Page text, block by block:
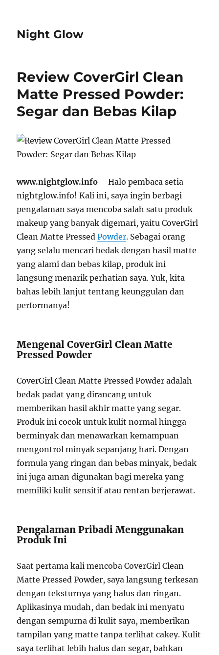
Night Glow
Review CoverGirl Clean
Matte Pressed Powder:
Segar dan Bebas Kilap
www.nightglow.info – Halo pembaca setia
nightglow.info! Kali ini, saya ingin berbagi
pengalaman saya mencoba salah satu produk
makeup yang banyak digemari, yaitu CoverGirl
Clean Matte PressedPowder. Sebagai orang
yang selalu mencari bedak dengan hasil matte
yang alami dan bebas kilap, produk ini
langsung menarik perhatian saya. Yuk, kita
bahas lebih lanjut tentang keunggulan dan
performanya!
Mengenal CoverGirl Clean Matte
Pressed Powder
CoverGirl Clean Matte Pressed Powder adalah
bedak padat yang dirancang untuk
memberikan hasil akhir matte yang segar.
Produk ini cocok untuk kulit normal hingga
berminyak dan menawarkan kemampuan
mengontrol minyak sepanjang hari. Dengan
formula yang ringan dan bebas minyak, bedak
ini juga aman digunakan bagi mereka yang
memiliki kulit sensitif atau rentan berjerawat.
Pengalaman Pribadi Menggunakan
Produk Ini
Saat pertama kali mencoba CoverGirl Clean
Matte Pressed Powder, saya langsung terkesan
dengan teksturnya yang halus dan ringan.
Aplikasinya mudah, dan bedak ini menyatu
dengan sempurna di kulit saya, memberikan
tampilan yang matte tanpa terlihat cakey. Kulit
saya terlihat lebih halus dan segar, bahkan